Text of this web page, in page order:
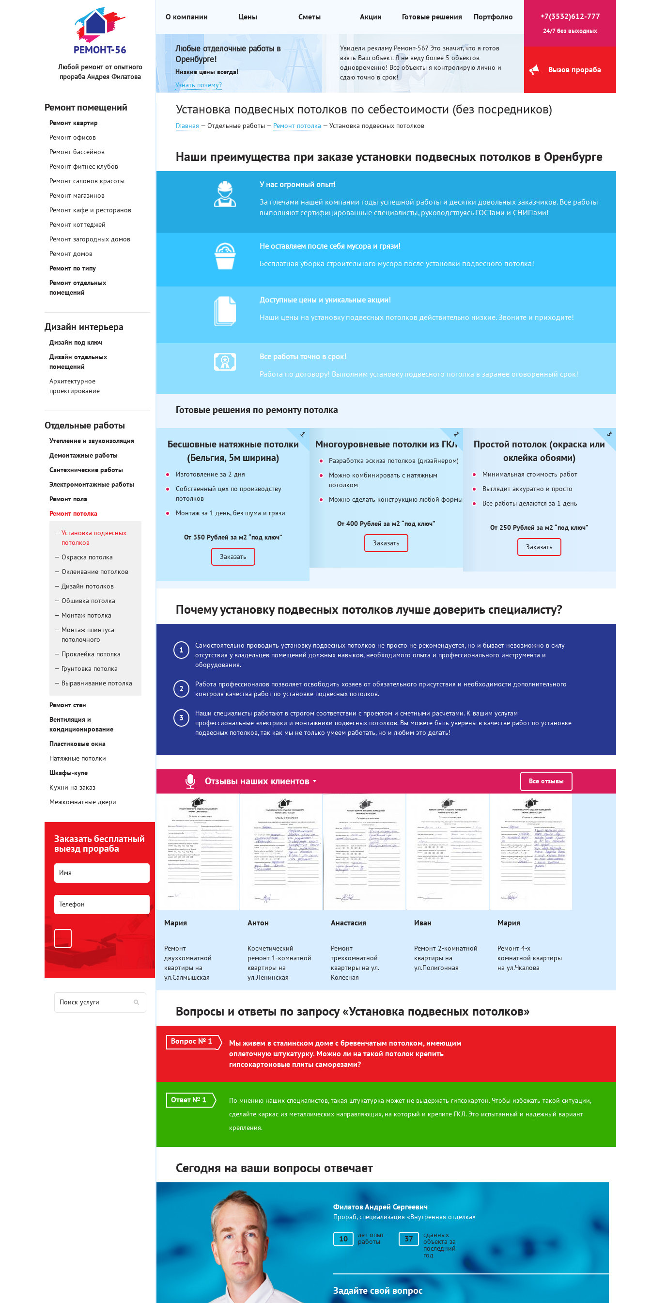
РЕМОНТ-56
Любой ремонт от опытного
прораба Андрея Филатова
О компании Цены Сметы Акции Готовые решения Портфолио
Любые отделочные работы в
Оренбурге!
Низкие цены всегда!
Узнать почему?
Увидели рекламу Ремонт-56? Это значит, что я готов
взять Ваш объект. Я не веду более 5 объектов
одновременно! Все объекты я контролирую лично и
сдаю точно в срок!
+7(3532)612-777
24/7 без выходных
Вызов прораба
Ремонт помещений
Ремонт квартир
Ремонт офисов
Ремонт бассейнов
Ремонт фитнес клубов
Ремонт салонов красоты
Ремонт магазинов
Ремонт кафе и ресторанов
Ремонт коттеджей
Ремонт загородных домов
Ремонт домов
Ремонт по типу
Ремонт отдельных
помещений
Дизайн интерьера
Дизайн под ключ
Дизайн отдельных
помещений
Архитектурное
проектирование
Отдельные работы
Утепление и звукоизоляция
Демонтажные работы
Сантехнические работы
Электромонтажные работы
Ремонт пола
Ремонт потолка
Установка подвесных
потолков
Окраска потолка
Оклеивание потолков
Дизайн потолков
Обшивка потолка
Монтаж потолка
Монтаж плинтуса
потолочного
Проклейка потолка
Грунтовка потолка
Выравнивание потолка
Ремонт стен
Вентиляция и
кондиционирование
Пластиковые окна
Натяжные потолки
Шкафы-купе
Кухни на заказ
Межкомнатные двери
Заказать бесплатный
выезд прораба
Установка подвесных потолков по себестоимости (без посредников)
Главная — Отдельные работы — Ремонт потолка — Установка подвесных потолков
Наши преимущества при заказе установки подвесных потолков в Оренбурге
У нас огромный опыт!
За плечами нашей компании годы успешной работы и десятки довольных заказчиков. Все работы
выполняют сертифицированные специалисты, руководствуясь ГОСТами и СНИПами!
Не оставляем после себя мусора и грязи!
Бесплатная уборка строительного мусора после установки подвесного потолка!
Доступные цены и уникальные акции!
Наши цены на установку подвесных потолков действительно низкие. Звоните и приходите!
Все работы точно в срок!
Работа по договору! Выполним установку подвесного потолка в заранее оговоренный срок!
Готовые решения по ремонту потолка
Бесшовные натяжные потолки
(Бельгия, 5м ширина)
Изготовление за 2 дня
Собственный цех по производству
потолков
Монтаж за 1 день, без шума и грязи
От 350 Рублей за м2 “под ключ”
Заказать
Многоуровневые потолки из ГКЛ
Разработка эскиза потолков (дизайнером)
Можно комбинировать с натяжным
потолком
Можно сделать конструкцию любой формы
От 400 Рублей за м2 “под ключ”
Заказать
Простой потолок (окраска или
оклейка обоями)
Минимальная стоимость работ
Выглядит аккуратно и просто
Все работы делаются за 1 день
От 250 Рублей за м2 “под ключ”
Заказать
Почему установку подвесных потолков лучше доверить специалисту?
Самостоятельно проводить установку подвесных потолков не просто не рекомендуется, но и бывает невозможно в силу
отсутствия у владельцев помещений должных навыков, необходимого опыта и профессионального инструмента и
оборудования.
Работа профессионалов позволяет освободить хозяев от обязательного присутствия и необходимости дополнительного
контроля качества работ по установке подвесных потолков.
Наши специалисты работают в строгом соответствии с проектом и сметными расчетами. К вашим услугам
профессиональные электрики и монтажники подвесных потолков. Вы можете быть уверены в качестве работ по установке
подвесных потолков, так как мы не только умеем работать, но и любим это делать!
Отзывы наших клиентов Все отзывы
Мария
Ремонт
двухкомнатной
квартиры на
ул.Салмышская
Антон
Косметический
ремонт 1-комнатной
квартиры на
ул.Ленинская
Анастасия
Ремонт
трехкомнатной
квартиры на ул.
Колесная
Иван
Ремонт 2-комнатной
квартиры на
ул.Полигонная
Мария
Ремонт 4-х
комнатной квартиры
на ул.Чкалова
Вопросы и ответы по запросу «Установка подвесных потолков»
Вопрос № 1
Мы живем в сталинском доме с бревенчатым потолком, имеющим
оплеточную штукатурку. Можно ли на такой потолок крепить
гипсокартоновые плиты саморезами?
Ответ № 1
По мнению наших специалистов, такая штукатурка может не выдержать гипсокартон. Чтобы избежать такой ситуации,
сделайте каркас из металлических направляющих, на который и крепите ГКЛ. Это испытанный и надежный вариант
крепления.
Сегодня на ваши вопросы отвечает
Филатов Андрей Сергеевич
Прораб, специализация «Внутренняя отделка»
10
лет опыт
работы
37
сданных
объекта за
последний
год
Задайте свой вопрос